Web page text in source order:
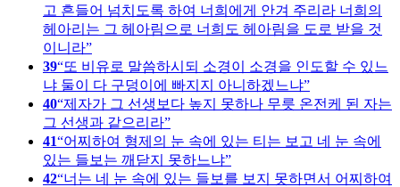
고 흔들어 넘치도록 하여 너희에게 안겨 주리라 너희의
헤아리는 그 헤아림으로 너희도 헤아림을 도로 받을 것
이니라
39 또 비유로 말씀하시되 소경이 소경을 인도할 수 있느
냐 둘이 다 구덩이에 빠지지 아니하겠느냐
40 제자가 그 선생보다 높지 못하나 무릇 온전케 된 자는
그 선생과 같으리라
41 어찌하여 형제의 눈 속에 있는 티는 보고 네 눈 속에
있는 들보는 깨닫지 못하느냐
42 너는 네 눈 속에 있는 들보를 보지 못하면서 어찌하여